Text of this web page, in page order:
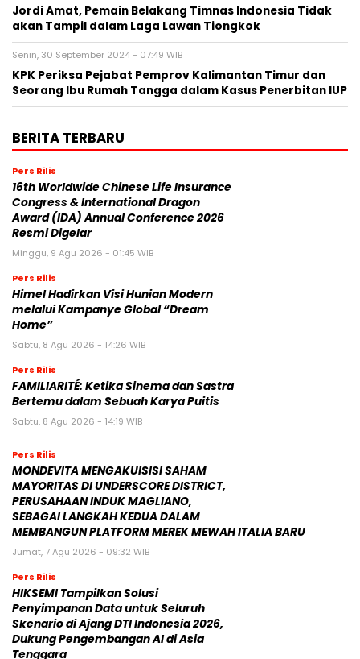
Jordi Amat, Pemain Belakang Timnas Indonesia Tidak
akan Tampil dalam Laga Lawan Tiongkok
Senin, 30 September 2024 - 07:49 WIB
KPK Periksa Pejabat Pemprov Kalimantan Timur dan
Seorang Ibu Rumah Tangga dalam Kasus Penerbitan IUP
BERITA TERBARU
Pers Rilis
16th Worldwide Chinese Life Insurance
Congress & International Dragon
Award (IDA) Annual Conference 2026
Resmi Digelar
Minggu, 9 Agu 2026 - 01:45 WIB
Pers Rilis
Himel Hadirkan Visi Hunian Modern
melalui Kampanye Global “Dream
Home”
Sabtu, 8 Agu 2026 - 14:26 WIB
Pers Rilis
FAMILIARITÉ: Ketika Sinema dan Sastra
Bertemu dalam Sebuah Karya Puitis
Sabtu, 8 Agu 2026 - 14:19 WIB
Pers Rilis
MONDEVITA MENGAKUISISI SAHAM
MAYORITAS DI UNDERSCORE DISTRICT,
PERUSAHAAN INDUK MAGLIANO,
SEBAGAI LANGKAH KEDUA DALAM
MEMBANGUN PLATFORM MEREK MEWAH ITALIA BARU
Jumat, 7 Agu 2026 - 09:32 WIB
Pers Rilis
HIKSEMI Tampilkan Solusi
Penyimpanan Data untuk Seluruh
Skenario di Ajang DTI Indonesia 2026,
Dukung Pengembangan AI di Asia
Tenggara